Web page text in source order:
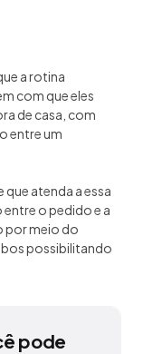
a rotina
com que eles
de casa, com
entre um
atenda a essa
o pedido e a
por meio do
possibilitando
pode